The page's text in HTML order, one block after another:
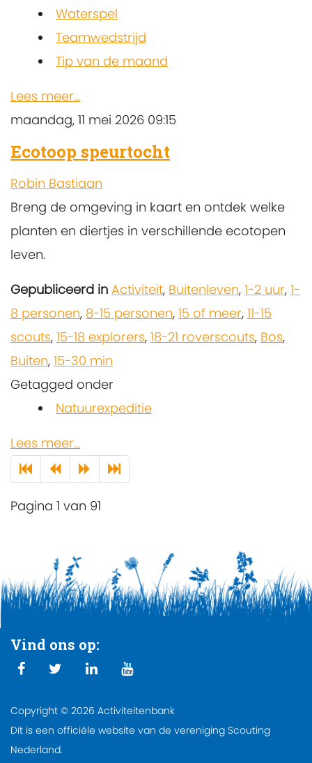
Waterspel
Teamwedstrijd
Tip van de maand
Lees meer...
maandag, 11 mei 2026 09:15
Ecotoop speurtocht
Robin Bastiaan
Breng de omgeving in kaart en ontdek welke
planten en diertjes in verschillende ecotopen
leven.
Gepubliceerd in Activiteit, Buitenleven, 1-2 uur, 1-
8 personen, 8-15 personen, 15 of meer, 11-15
scouts, 15-18 explorers, 18-21 roverscouts, Bos,
Buiten, 15-30 min
Getagged onder
Natuurexpeditie
Lees meer...
Pagina 1 van 91
Vind ons op:
Copyright © 2026 Activiteitenbank
Dit is een officiële website van de vereniging Scouting
Nederland.